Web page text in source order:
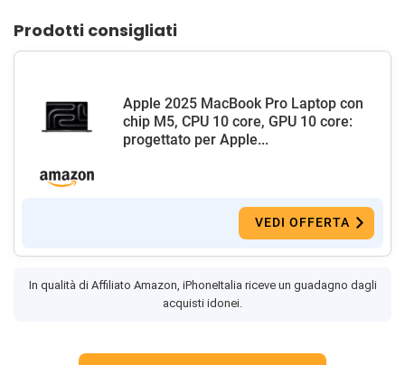
Prodotti consigliati
Apple 2025 MacBook Pro Laptop con
chip M5, CPU 10 core, GPU 10 core:
progettato per Apple...
VEDI OFFERTA
In qualità di Affiliato Amazon, iPhoneItalia riceve un guadagno dagli
acquisti idonei.